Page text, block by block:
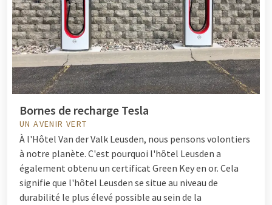
Bornes de recharge Tesla
UN AVENIR VERT
À l'Hôtel Van der Valk Leusden, nous pensons volontiers
à notre planète. C'est pourquoi l'hôtel Leusden a
également obtenu un certificat Green Key en or. Cela
signifie que l'hôtel Leusden se situe au niveau de
durabilité le plus élevé possible au sein de la